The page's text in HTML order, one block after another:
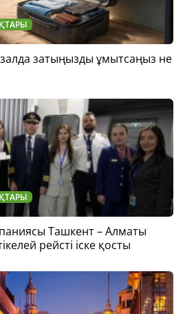
затыңызды ұмытсаңыз не
Ташкент – Алматы
рейсті іске қосты